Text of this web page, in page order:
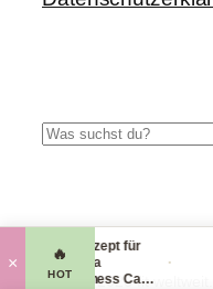
Suchen
© 2014-2026 fit-
× 🔥
HOT
Rezept für
Banana
Fitness Carb
15